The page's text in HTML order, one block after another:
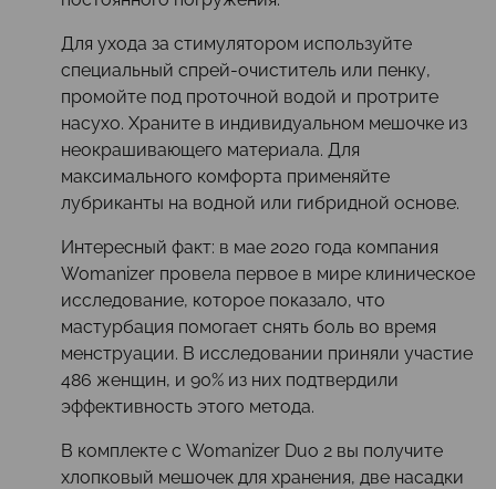
Для ухода за стимулятором используйте
специальный спрей-очиститель или пенку,
промойте под проточной водой и протрите
насухо. Храните в индивидуальном мешочке из
неокрашивающего материала. Для
максимального комфорта применяйте
лубриканты на водной или гибридной основе.
Интересный факт: в мае 2020 года компания
Womanizer провела первое в мире клиническое
исследование, которое показало, что
мастурбация помогает снять боль во время
менструации. В исследовании приняли участие
486 женщин, и 90% из них подтвердили
эффективность этого метода.
В комплекте с Womanizer Duo 2 вы получите
хлопковый мешочек для хранения, две насадки